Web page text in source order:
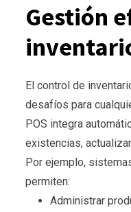
Gestión
El control de
desafíos para
POS integra
existencias,
Por ejemplo,
permiten:
Administrar